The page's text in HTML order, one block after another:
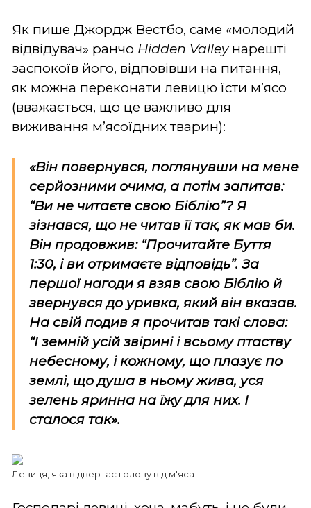
Як пише Джордж Вестбо, саме «молодий
відвідувач» ранчо Hidden Valleyнарешті
заспокоїв його, відповівши на питання,
як можна переконати левицю їсти м’ясо
(вважається, що це важливо для
виживання м’ясоїдних тварин):
«Він повернувся, поглянувши на мене
серйозними очима, а потім запитав:
“Ви не читаєте свою Біблію”? Я
зізнався, що не читав її так, як мав би.
Він продовжив: “Прочитайте Буття
1:30, і ви отримаєте відповідь”. За
першої нагоди я взяв свою Біблію й
звернувся до уривка, який він вказав.
На свій подив я прочитав такі слова:
“І земній усій звірині і всьому птаству
небесному, і кожному, що плазує по
землі, що душа в ньому жива, уся
зелень яринна на їжу для них. І
сталося так».
Левиця, яка відвертає голову від м'яса